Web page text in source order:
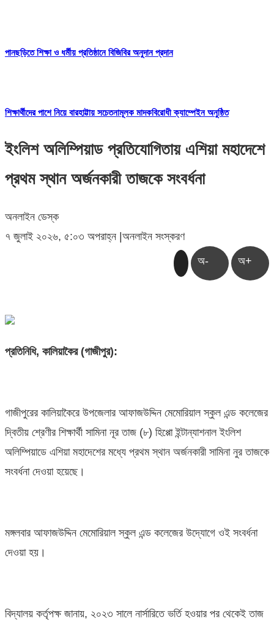
পানছড়িতে শিক্ষা ও ধর্মীয় প্রতিষ্ঠানে বিজিবির অনুদান প্রদান
শিক্ষার্থীদের পাশে নিয়ে বারহাট্টায় সচেতনামূলক মাদকবিরোধী ক্যাম্পেইন অনুষ্ঠিত
ইংলিশ অলিম্পিয়াড প্রতিযোগিতায় এশিয়া মহাদেশে
প্রথম স্থান অর্জনকারী তাজকে সংবর্ধনা
অনলাইন ডেস্ক
৭ জুলাই ২০২৬, ৫:০৩ অপরাহ্ন অনলাইন সংস্করণ
অ-
অ+
প্রতিনিধি, কালিয়াকৈর (গাজীপুর):
গাজীপুরের কালিয়াকৈরে উপজেলার আফাজউদ্দিন মেমোরিয়াল স্কুল এন্ড কলেজের
দ্বিতীয় শ্রেণীর শিক্ষার্থী সামিনা নূর তাজ (৮) হিপ্পো ইন্টান্যাশনাল ইংলিশ
অলিম্পিয়াডে এশিয়া মহাদেশের মধ্যে প্রথম স্থান অর্জনকারী সামিনা নুর তাজকে
সংবর্ধনা দেওয়া হয়েছে।
মঙ্গলবার আফাজউদ্দিন মেমোরিয়াল স্কুল এন্ড কলেজের উদ্যোগে ওই সংবর্ধনা
দেওয়া হয়।
বিদ্যালয় কর্তৃপক্ষ জানায়, ২০২৩ সালে নার্সারিতে ভর্তি হওয়ার পর থেকেই তাজ